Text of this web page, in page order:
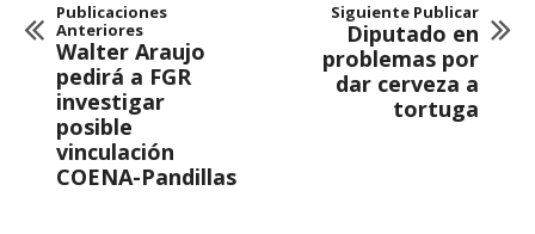
Publicaciones
Anteriores
Walter Araujo
pedirá a FGR
investigar
posible
vinculación
COENA-Pandillas
Siguiente Publicar
Diputado en
problemas por
dar cerveza a
tortuga